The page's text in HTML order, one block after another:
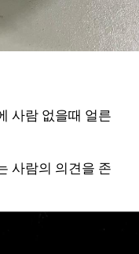
사람 없을때 얼른
사람의 의견을 존